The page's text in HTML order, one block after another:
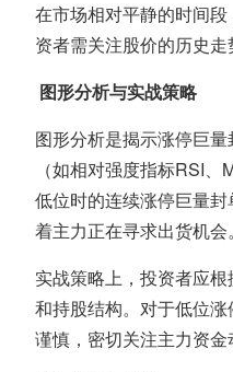
在市场相对平静的时间
资者需关注股价的历史走
图形分析与实战策略
图形分析是揭示涨停巨
（如相对强度指标RSI
低位时的连续涨停巨量
着主力正在寻求出货机会。
实战策略上，投资者应
和持股结构。对于低位
谨慎，密切关注主力资金